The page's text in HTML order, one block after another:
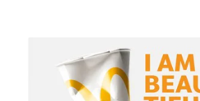
mit einer Umwelt-Spendenaktion.